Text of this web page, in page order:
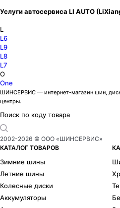
Услуги автосервиса LI AUTO
L
L6
L9
L8
L7
O
One
ШИНСЕРВИС — интернет-магазин шин,
центры.
Поиск по коду товара
2002-2026 © ООО «ШИНСЕРВИС»
КАТАЛОГ ТОВАРОВ
Зимние шины
Летние шины
Колесные диски
Аккумуляторы